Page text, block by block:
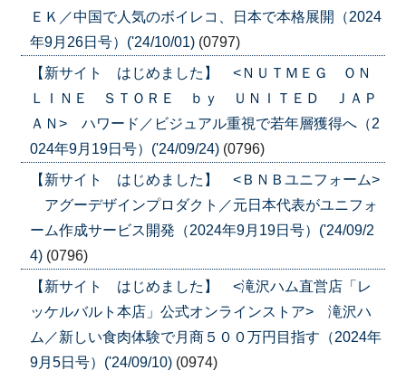
ＥＫ／中国で人気のボイレコ、日本で本格展開（2024
年9月26日号）('24/10/01) (0797)
【新サイト はじめました】 <ＮＵＴＭＥＧ ＯＮ
ＬＩＮＥ ＳＴＯＲＥ ｂｙ ＵＮＩＴＥＤ ＪＡＰ
ＡＮ> ハワード／ビジュアル重視で若年層獲得へ（2
024年9月19日号）('24/09/24) (0796)
【新サイト はじめました】 <ＢＮＢユニフォーム>
アグーデザインプロダクト／元日本代表がユニフォ
ーム作成サービス開発（2024年9月19日号）('24/09/2
4) (0796)
【新サイト はじめました】 <滝沢ハム直営店「レ
ッケルバルト本店」公式オンラインストア> 滝沢ハ
ム／新しい食肉体験で月商５００万円目指す（2024年
9月5日号）('24/09/10) (0974)